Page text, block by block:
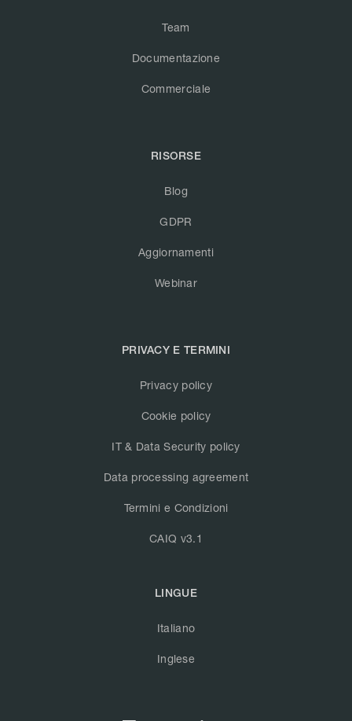
Team
Documentazione
Commerciale
RISORSE
Blog
GDPR
Aggiornamenti
Webinar
PRIVACY E TERMINI
Privacy policy
Cookie policy
IT & Data Security policy
Data processing agreement
Termini e Condizioni
CAIQ v3.1
LINGUE
Italiano
Inglese